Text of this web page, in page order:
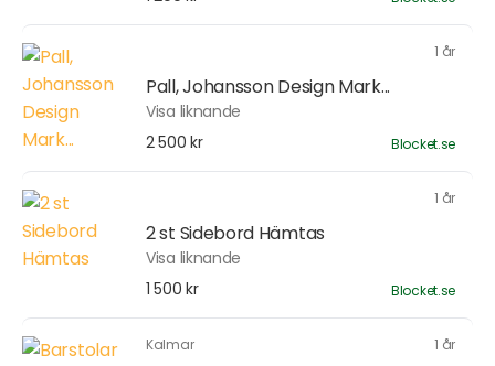
1 år
Pall, Johansson Design Mark...
Visa liknande
2 500 kr
Blocket.se
1 år
2 st Sidebord Hämtas
Visa liknande
1 500 kr
Blocket.se
Kalmar 1 år